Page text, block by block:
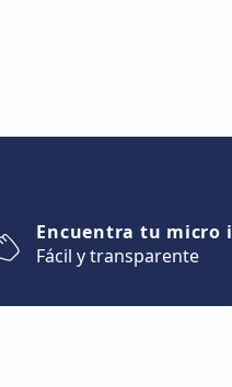
Encuentra tu micro
Fácil y transparente